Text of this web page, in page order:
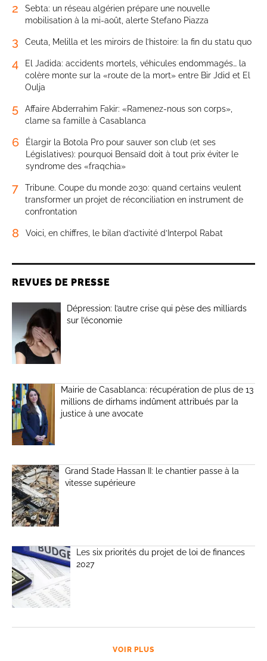
2
Sebta: un réseau algérien prépare une nouvelle
mobilisation à la mi-août, alerte Stefano Piazza
3 Ceuta, Melilla et les miroirs de l’histoire: la fin du statu quo
4
El Jadida: accidents mortels, véhicules endommagés… la
colère monte sur la «route de la mort» entre Bir Jdid et El
Oulja
5
Affaire Abderrahim Fakir: «Ramenez-nous son corps»,
clame sa famille à Casablanca
6
Élargir la Botola Pro pour sauver son club (et ses
Législatives): pourquoi Bensaïd doit à tout prix éviter le
syndrome des «fraqchia»
7
Tribune. Coupe du monde 2030: quand certains veulent
transformer un projet de réconciliation en instrument de
confrontation
8 Voici, en chiffres, le bilan d’activité d’Interpol Rabat
REVUES DE PRESSE
Dépression: l’autre crise qui pèse des milliards
sur l’économie
Mairie de Casablanca: récupération de plus de 13
millions de dirhams indûment attribués par la
justice à une avocate
Grand Stade Hassan II: le chantier passe à la
vitesse supérieure
Les six priorités du projet de loi de finances
2027
VOIR PLUS